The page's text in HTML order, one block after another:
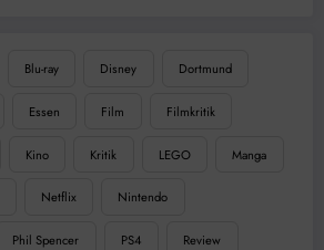
Blu-ray Disney Dortmund
Essen Film Filmkritik
Kino Kritik LEGO Manga
Netflix Nintendo
Phil Spencer PS4 Review